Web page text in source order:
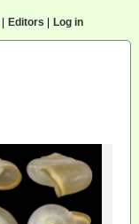
Editors Log in